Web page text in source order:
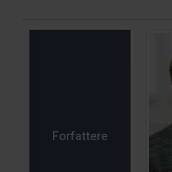
Forfattere